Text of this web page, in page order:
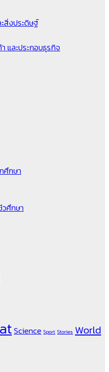
สิ่งประดิษฐ์
และประกอบธุรกิจ
ศึกษา
วศึกษา
Science Sport Stories World